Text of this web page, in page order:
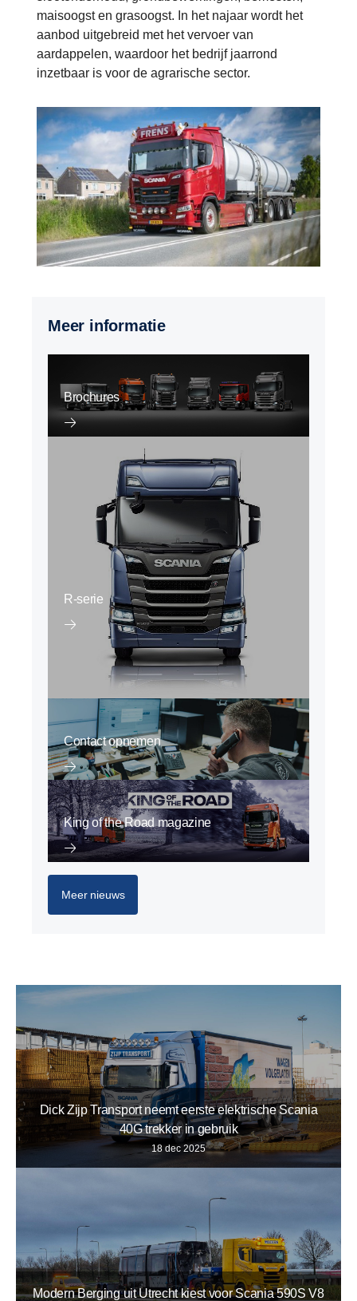
maisoogst en grasoogst. In het najaar wordt het
aanbod uitgebreid met het vervoer van
aardappelen, waardoor het bedrijf jaarrond
inzetbaar is voor de agrarische sector.
Meer informatie
Brochures
R-serie
Contact opnemen
King of the Road magazine
Meer nieuws
Dick Zijp Transport neemt eerste elektrische Scania
40G trekker in gebruik
18 dec 2025
Modern Berging uit Utrecht kiest voor Scania 590S V8